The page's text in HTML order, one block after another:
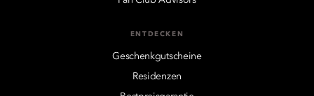
ENTDECKEN
Geschenkgutscheine
Residenzen